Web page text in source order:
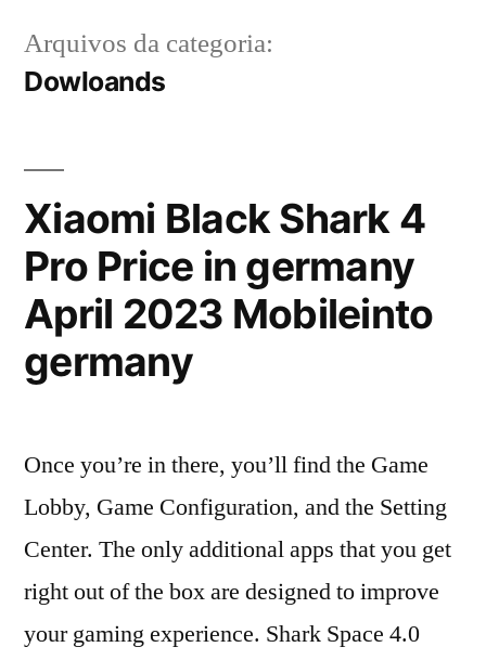
Arquivos da categoria:
Dowloands
Xiaomi Black Shark 4
Pro Price in germany
April 2023 Mobileinto
germany
Once you’re in there, you’ll find the Game
Lobby, Game Configuration, and the Setting
Center. The only additional apps that you get
right out of the box are designed to improve
your gaming experience. Shark Space 4.0